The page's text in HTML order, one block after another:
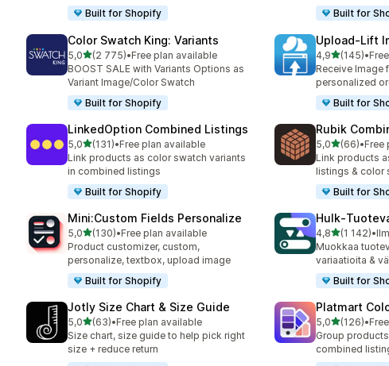
Built for Shopify
Built for
Color Swatch King: Variants
5,0/ 5 tähteä
(2 775)
2775 arvostelua yhteensä
•Free plan available
BOOST SALE with Variants Options as
Variant Image/Color Swatch
Built for Shopify
Upload‑Lift
4,9/ 5 tähteä
(145)
145 arvostelua
•
Receive Image
personalized
Built for
LinkedOption Combined Listings
5,0/ 5 tähteä
(131)
131 arvostelua yhteensä
•Free plan available
Link products as color swatch variants
in combined listings
Built for Shopify
Rubik
5,0/ 5 tähteä
(66)
66 arvostelua
•Free
Link products
listings & color
Built for
Mini:Custom Fields Personalize
5,0/ 5 tähteä
(130)
130 arvostelua yhteensä
•Free plan available
Product customizer, custom,
personalize, textbox, upload image
Built for Shopify
4,8/ 5 tähteä
(1 142)
1142 •
Muokkaa
variaatioita &
Built for
Jotly Size Chart & Size Guide
5,0/ 5 tähteä
(63)
63 arvostelua yhteensä
•Free plan available
Size chart, size guide to help pick right
size + reduce return
Platmart
5,0/ 5 tähteä
(126)
126 arvostelua
•
Group
combined